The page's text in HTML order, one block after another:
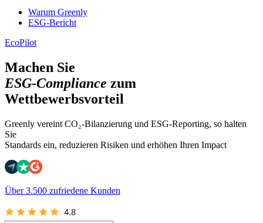
Warum Greenly
ESG-Bericht
EcoPilot
Machen Sie
ESG-Compliance zum
Wettbewerbsvorteil
Greenly vereint CO₂-Bilanzierung und ESG-Reporting, so halten
Sie
Standards ein, reduzieren Risiken und erhöhen Ihren Impact
Über 3.500 zufriedene Kunden